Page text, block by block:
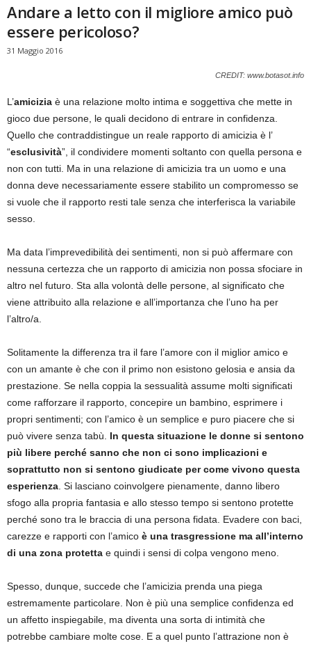
Andare a letto con il migliore amico può
essere pericoloso?
31 Maggio 2016
CREDIT: www.botasot.info
L’amicizia è una relazione molto intima e soggettiva che mette in
gioco due persone, le quali decidono di entrare in confidenza.
Quello che contraddistingue un reale rapporto di amicizia è l’
“esclusività”, il condividere momenti soltanto con quella persona e
non con tutti. Ma in una relazione di amicizia tra un uomo e una
donna deve necessariamente essere stabilito un compromesso se
si vuole che il rapporto resti tale senza che interferisca la variabile
sesso.
Ma data l’imprevedibilità dei sentimenti, non si può affermare con
nessuna certezza che un rapporto di amicizia non possa sfociare in
altro nel futuro. Sta alla volontà delle persone, al significato che
viene attribuito alla relazione e all’importanza che l’uno ha per
l’altro/a.
Solitamente la differenza tra il fare l’amore con il miglior amico e
con un amante è che con il primo non esistono gelosia e ansia da
prestazione. Se nella coppia la sessualità assume molti significati
come rafforzare il rapporto, concepire un bambino, esprimere i
propri sentimenti; con l’amico è un semplice e puro piacere che si
può vivere senza tabù. In questa situazione le donne si sentono
più libere perché sanno che non ci sono implicazioni e
soprattutto non si sentono giudicate per come vivono questa
esperienza . Si lasciano coinvolgere pienamente, danno libero
sfogo alla propria fantasia e allo stesso tempo si sentono protette
perché sono tra le braccia di una persona fidata. Evadere con baci,
carezze e rapporti con l’amico è una trasgressione ma all’interno
di una zona protetta e quindi i sensi di colpa vengono meno.
Spesso, dunque, succede che l’amicizia prenda una piega
estremamente particolare. Non è più una semplice confidenza ed
un affetto inspiegabile, ma diventa una sorta di intimità che
potrebbe cambiare molte cose. E a quel punto l’attrazione non è